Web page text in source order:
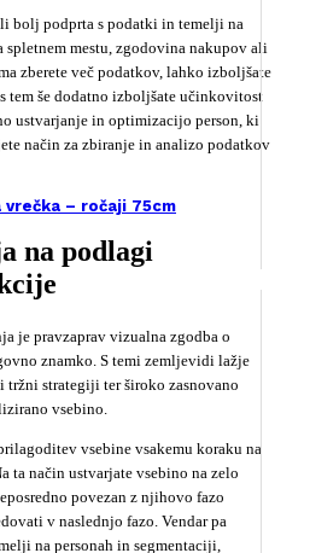
vrečka – ročaji 75cm
bolj podprta s podatki in temelji na
mestu, zgodovina nakupov ali
zberete več podatkov, lahko izboljšate
tem še dodatno izboljšate učinkovitost
ustvarjanje in optimizacijo person, ki
način za zbiranje in analizo podatkov
na podlagi
je pravzaprav vizualna zgodba o
znamko. S temi zemljevidi lažje
strategiji ter široko zasnovano
vsebino.
vsebine vsakemu koraku na
ta način ustvarjate vsebino na zelo
povezan z njihovo fazo
v naslednjo fazo. Vendar pa
na personah in segmentaciji,